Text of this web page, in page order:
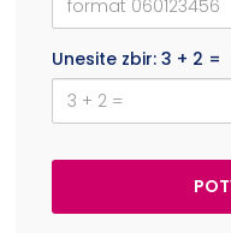
Unesite zbir: 3 + 2 =